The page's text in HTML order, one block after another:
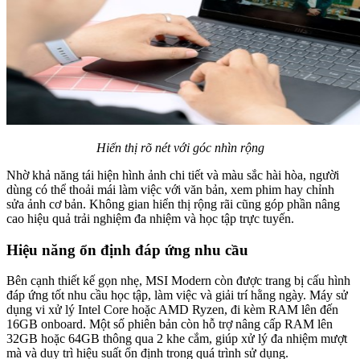
Hiển thị rõ nét với góc nhìn rộng
Nhờ khả năng tái hiện hình ảnh chi tiết và màu sắc hài hòa, người
dùng có thể thoải mái làm việc với văn bản, xem phim hay chỉnh
sửa ảnh cơ bản. Không gian hiển thị rộng rãi cũng góp phần nâng
cao hiệu quả trải nghiệm đa nhiệm và học tập trực tuyến.
Hiệu năng ổn định đáp ứng nhu cầu
Bên cạnh thiết kế gọn nhẹ, MSI Modern còn được trang bị cấu hình
đáp ứng tốt nhu cầu học tập, làm việc và giải trí hằng ngày. Máy sử
dụng vi xử lý Intel Core hoặc AMD Ryzen, đi kèm RAM lên đến
16GB onboard. Một số phiên bản còn hỗ trợ nâng cấp RAM lên
32GB hoặc 64GB thông qua 2 khe cắm, giúp xử lý đa nhiệm mượt
mà và duy trì hiệu suất ổn định trong quá trình sử dụng.